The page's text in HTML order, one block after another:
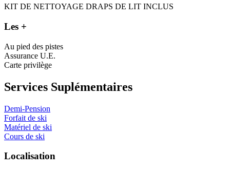
KIT DE NETTOYAGE DRAPS DE LIT INCLUS
Les +
Au pied des pistes
Assurance U.E.
Carte privilège
Services Suplémentaires
Demi-Pension
Forfait de ski
Matériel de ski
Cours de ski
Localisation